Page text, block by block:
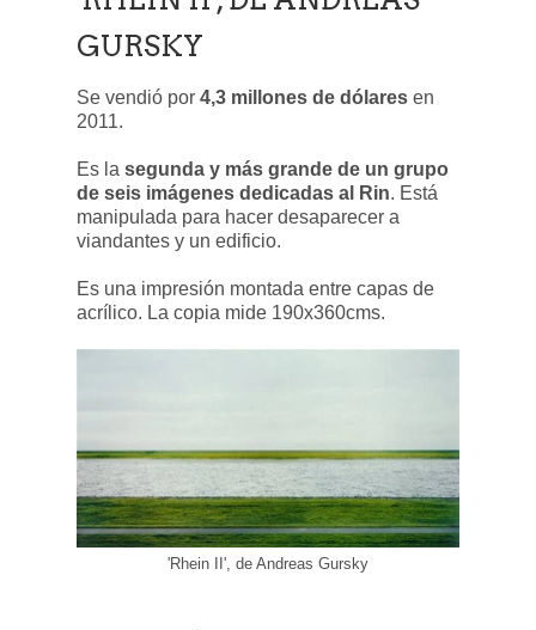
GURSKY
Se vendió por 4,3 millones de dólares en
2011.
Es la segunda y más grande de un grupo
de seis imágenes dedicadas al Rin. Está
manipulada para hacer desaparecer a
viandantes y un edificio.
Es una impresión montada entre capas de
acrílico. La copia mide 190x360cms.
'Rhein II', de Andreas Gursky